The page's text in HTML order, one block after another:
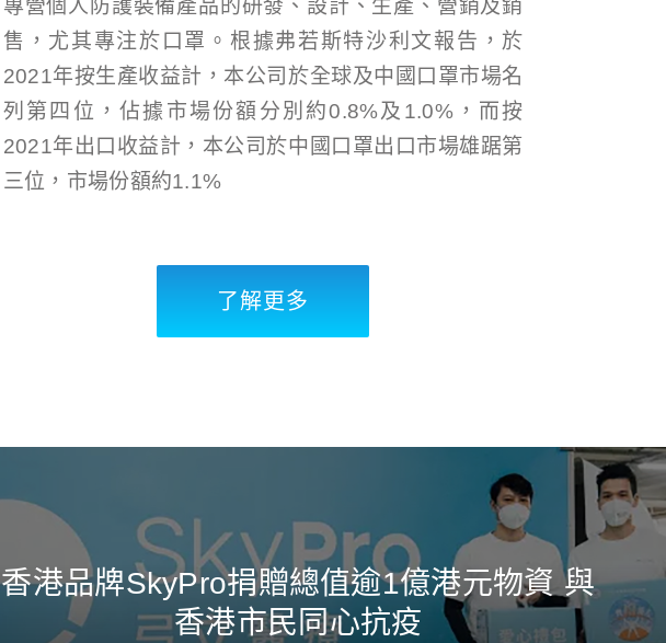
專營個人防護裝備產品的研發、設計、生產、營銷及銷
售，尤其專注於口罩。根據弗若斯特沙利文報告，於
2021年按生產收益計，本公司於全球及中國口罩市場名
列第四位，佔據市場份額分別約0.8%及1.0%，而按
2021年出口收益計，本公司於中國口罩出口市場雄踞第
三位，市場份額約1.1%
了解更多
香港品牌SkyPro捐贈總值逾1億港元物資 與
香港市民同心抗疫